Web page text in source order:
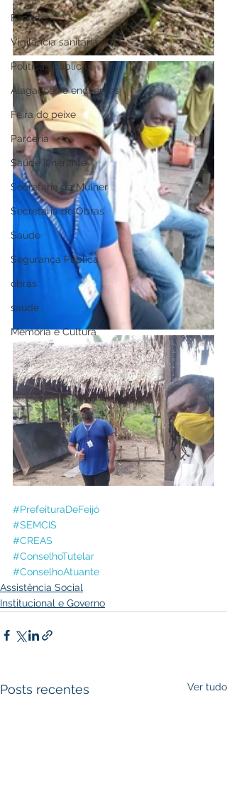
Esporte
Vigilância sanitária
Políticas públicas
Alagações e enchentes
Feira do peixe
Parceria
Saúde Itinerante
Secretaria da Mulher
Secretaria de Obras
Saúde
Segurança Pública
obras
saude
Memória e Cultura
#PrefeituraDeFeijó
#SEMCIS
#CREAS
#ConselhoTutelar
#ConselhoAtuante
Assistência Social
Institucional e Governo
Posts recentes Ver tudo